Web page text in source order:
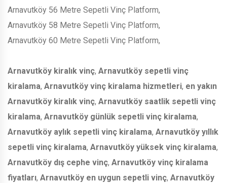
Arnavutköy 56 Metre Sepetli Vinç Platform,
Arnavutköy 58 Metre Sepetli Vinç Platform,
Arnavutköy 60 Metre Sepetli Vinç Platform,
Arnavutköy kiralık vinç, Arnavutköy sepetli vinç
kiralama, Arnavutköy vinç kiralama hizmetleri, en yakın
Arnavutköy kiralık vinç, Arnavutköy saatlik sepetli vinç
kiralama, Arnavutköy günlük sepetli vinç kiralama,
Arnavutköy aylık sepetli vinç kiralama, Arnavutköy yıllık
sepetli vinç kiralama, Arnavutköy yüksek vinç kiralama,
Arnavutköy dış cephe vinç, Arnavutköy vinç kiralama
fiyatları, Arnavutköy en uygun sepetli vinç, Arnavutköy